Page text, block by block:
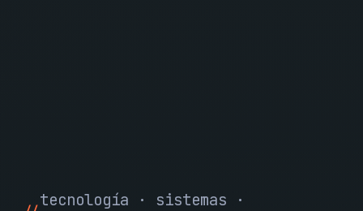
tecnología · sistemas ·